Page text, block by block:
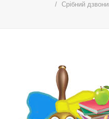
Срібний